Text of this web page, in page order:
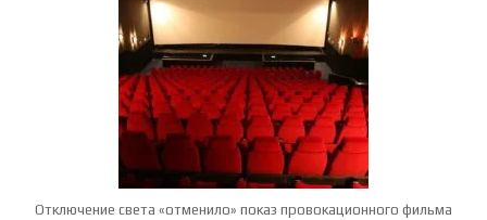
Отключение света «отменило» показ провокационного фильма